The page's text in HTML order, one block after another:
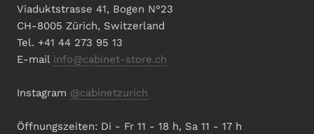
Viaduktstrasse 41, Bogen N°23
CH-8005 Zürich, Switzerland
Tel. +41 44 273 95 13
E-mail info@cabinet-store.ch
Instagram @cabinetzurich
Öffnungszeiten: Di - Fr 11 - 18 h, Sa 11 - 17 h